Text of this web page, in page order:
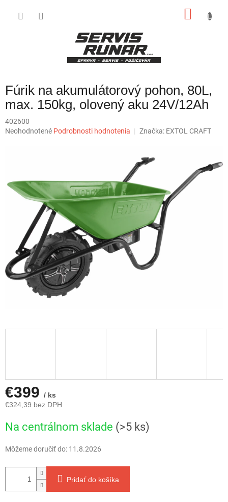
Fúrik na akumulátorový pohon, 80L,
max. 150kg, olovený aku 24V/12Ah
402600
Priemerné
5
hviezdičiek.
Neohodnotené Podrobnosti hodnotenia Značka: EXTOL CRAFT
€399 / ks
€324,39 bez DPH
cena:
Na centrálnom sklade (>5 ks)
Môžeme doručiť do: 11.8.2026
Pridať do košíka